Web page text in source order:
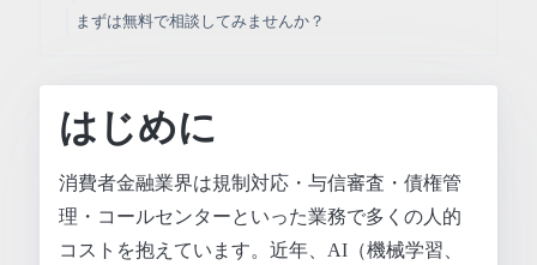
まずは無料で相談してみませんか？
はじめに
消費者金融業界は規制対応・与信審査・債権管
理・コールセンターといった業務で多くの人的
コストを抱えています。近年、AI（機械学習、